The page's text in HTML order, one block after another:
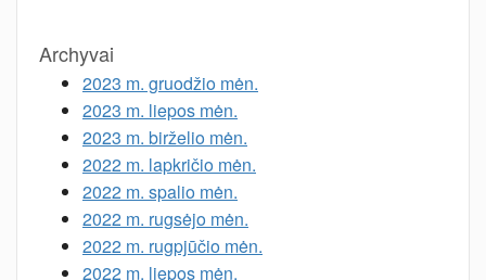
Archyvai
2023 m. gruodžio mėn.
2023 m. liepos mėn.
2023 m. birželio mėn.
2022 m. lapkričio mėn.
2022 m. spalio mėn.
2022 m. rugsėjo mėn.
2022 m. rugpjūčio mėn.
2022 m. liepos mėn.